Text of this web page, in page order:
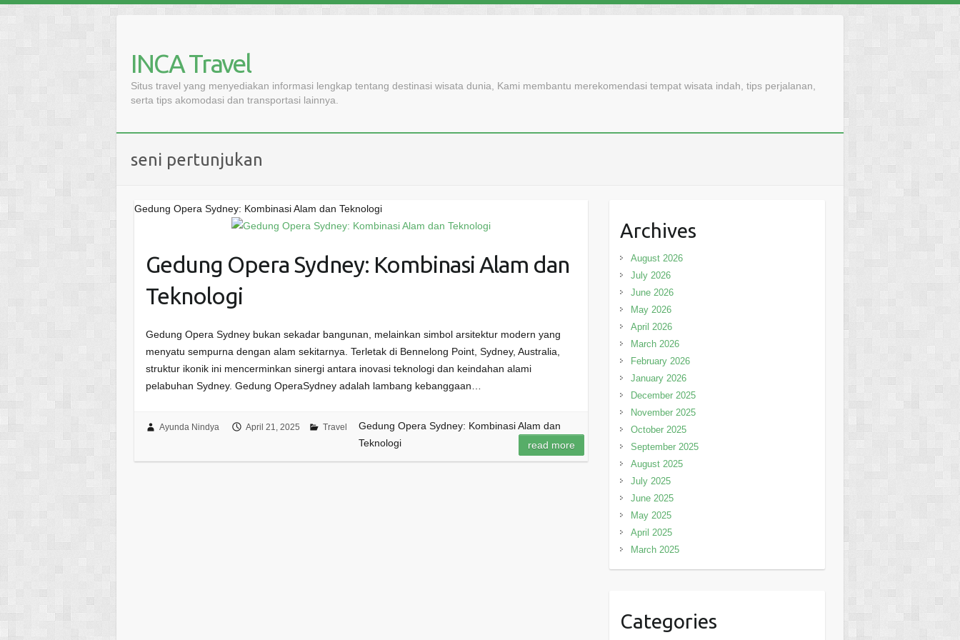
content
INCA Travel
Situs travel yang menyediakan informasi lengkap tentang destinasi wisata dunia, Kami membantu merekomendasi tempat wisata indah, tips perjalanan,
serta tips akomodasi dan transportasi lainnya.
seni pertunjukan
Gedung Opera Sydney: Kombinasi Alam dan Teknologi
Gedung Opera Sydney: Kombinasi Alam dan
Teknologi
Gedung Opera Sydney bukan sekadar bangunan, melainkan simbol arsitektur modern yang
menyatu sempurna dengan alam sekitarnya. Terletak di Bennelong Point, Sydney, Australia,
struktur ikonik ini mencerminkan sinergi antara inovasi teknologi dan keindahan alami
pelabuhan Sydney. Gedung OperaSydney adalah lambang kebanggaan…
Ayunda Nindya April 21, 2025 Travel
Gedung Opera Sydney: Kombinasi Alam dan
Teknologi
read more
Archives
August 2026
July 2026
June 2026
May 2026
April 2026
March 2026
February 2026
January 2026
December 2025
November 2025
October 2025
September 2025
August 2025
July 2025
June 2025
May 2025
April 2025
March 2025
Categories